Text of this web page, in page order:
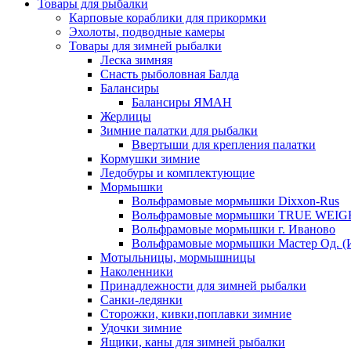
Товары для рыбалки
Карповые кораблики для прикормки
Эхолоты, подводные камеры
Товары для зимней рыбалки
Леска зимняя
Снасть рыболовная Балда
Балансиры
Балансиры ЯМАН
Жерлицы
Зимние палатки для рыбалки
Ввертыши для крепления палатки
Кормушки зимние
Ледобуры и комплектующие
Мормышки
Вольфрамовые мормышки Dixxon-Rus
Вольфрамовые мормышки TRUE
Вольфрамовые мормышки г. Иваново
Вольфрамовые мормышки Мастер Од.
Мотыльницы, мормышницы
Наколенники
Принадлежности для зимней рыбалки
Санки-ледянки
Сторожки, кивки,поплавки зимние
Удочки зимние
Ящики, каны для зимней рыбалки